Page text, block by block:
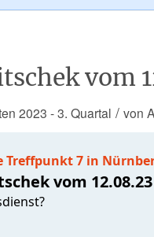
vom
2023 - 3. Quartal / von